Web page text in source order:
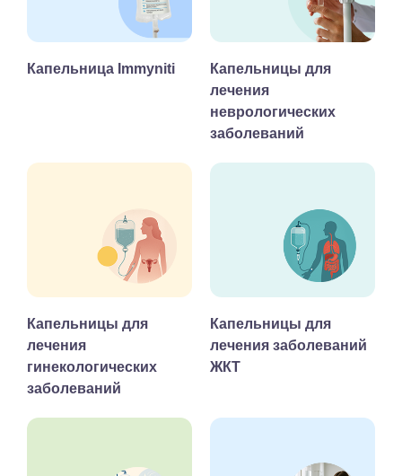
Капельница Immyniti
Капельницы для
лечения
неврологических
заболеваний
Капельницы для
лечения
гинекологических
заболеваний
Капельницы для
лечения заболеваний
ЖКТ